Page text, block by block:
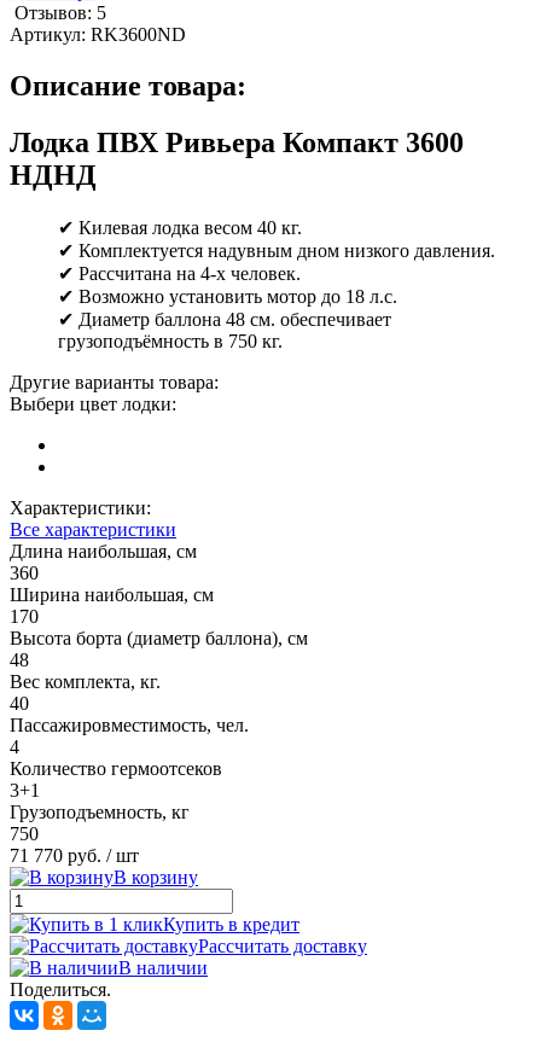
Отзывов: 5
Артикул: RK3600ND
Описание товара:
Лодка ПВХ Ривьера Компакт 3600
НДНД
✔ Килевая лодка весом 40 кг.
✔ Комплектуется надувным дном низкого давления.
✔ Рассчитана на 4-х человек.
✔ Возможно установить мотор до 18 л.с.
✔ Диаметр баллона 48 см. обеспечивает
грузоподъёмность в 750 кг.
Другие варианты товара:
Выбери цвет лодки:
Характеристики:
Все характеристики
Длина наибольшая, см
360
Ширина наибольшая, см
170
Высота борта (диаметр баллона), см
48
Вес комплекта, кг.
40
Пассажировместимость, чел.
4
Количество гермоотсеков
3+1
Грузоподъемность, кг
750
71 770 руб. / шт
В корзину
Купить в кредит
Рассчитать доставку
В наличии
Поделиться.